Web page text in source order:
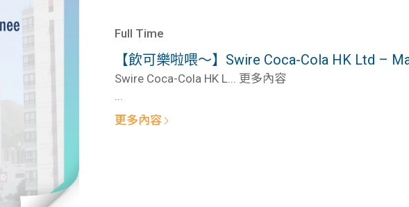
款
學生貸款
101
Full Time
【飲可樂啦喂～】Swire Coca-Cola HK Ltd –
Swire Coca-Cola HK L... 更多內容
更多內容